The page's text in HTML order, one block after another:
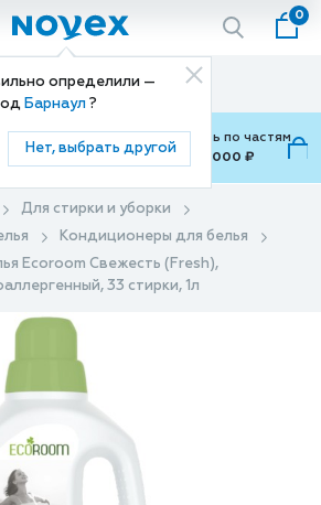
определили —
Барнаул ?
Нет, выбрать другой
0
Способ доставки
Доставка
с Подели
Можно оплатить по частям
от 700 ₽ до 15,000 ₽
Для стирки и уборки
Кондиционеры для белья
Ecoroom Свежесть (Fresh),
33 стирки, 1л